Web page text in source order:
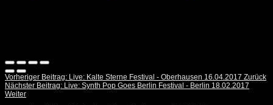
Vorheriger Beitrag: Live: Kalte Sterne Festival - Oberhausen 16.04.2017 Zurück
Nächster Beitrag: Live: Synth Pop Goes Berlin Festival - Berlin 18.02.2017
Weiter